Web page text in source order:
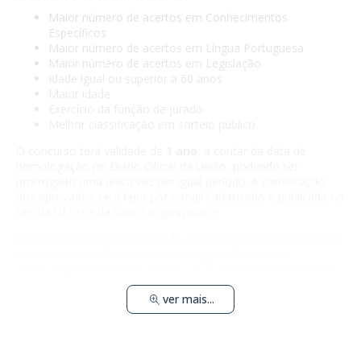
Maior número de acertos em Conhecimentos
Específicos
Maior número de acertos em Língua Portuguesa
Maior número de acertos em Legislação
Idade igual ou superior a 60 anos
Maior idade
ver mais...